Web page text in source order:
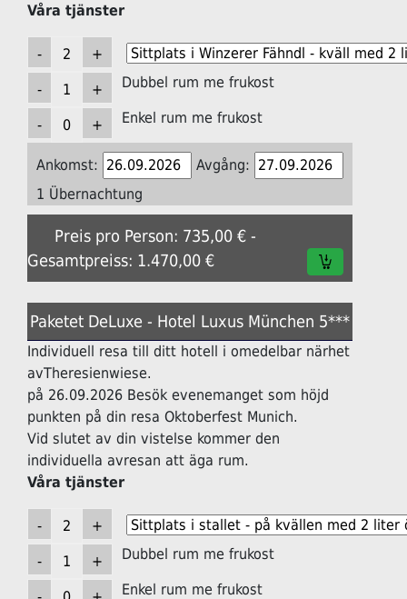
Våra tjänster
Dubbel rum me frukost
Enkel rum me frukost
Ankomst:
Avgång:
1 Übernachtung
Preis pro Person: 735,00 € -
Gesamtpreiss: 1.470,00 €
Paketet DeLuxe - Hotel Luxus München 5***
Individuell resa till ditt hotell i omedelbar närhet
avTheresienwiese.
på 26.09.2026 Besök evenemanget som höjd
punkten på din resa Oktoberfest Munich.
Vid slutet av din vistelse kommer den
individuella avresan att äga rum.
Våra tjänster
Dubbel rum me frukost
Enkel rum me frukost